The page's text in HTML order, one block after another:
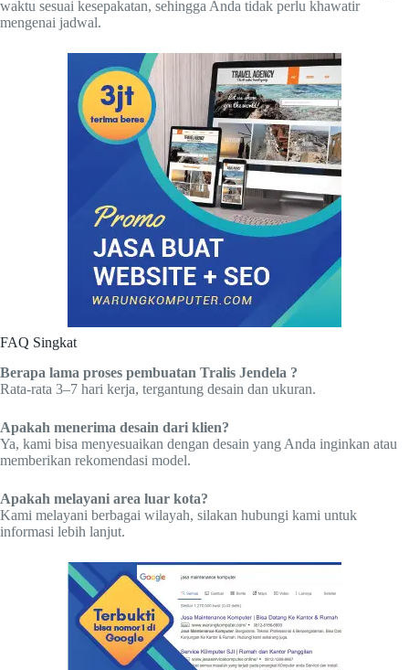
waktu sesuai kesepakatan, sehingga Anda tidak perlu khawatir
mengenai jadwal.
FAQ Singkat
Berapa lama proses pembuatan Tralis Jendela ?
Rata-rata 3–7 hari kerja, tergantung desain dan ukuran.
Apakah menerima desain dari klien?
Ya, kami bisa menyesuaikan dengan desain yang Anda inginkan atau
memberikan rekomendasi model.
Apakah melayani area luar kota?
Kami melayani berbagai wilayah, silakan hubungi kami untuk
informasi lebih lanjut.